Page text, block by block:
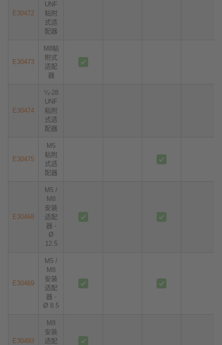
E30472
UNF
粘附
式适
配器
E30473
M8粘
附式
适配
器
E30474
¼-28
UNF
粘附
式适
配器
E30475
M5
粘附
式适
配器
E30468
M5 /
M8
安装
适配
器 -
Ø
12.5
E30469
M5 /
M8
安装
适配
器 -
Ø 8.5
E30493
M8
安装
适配